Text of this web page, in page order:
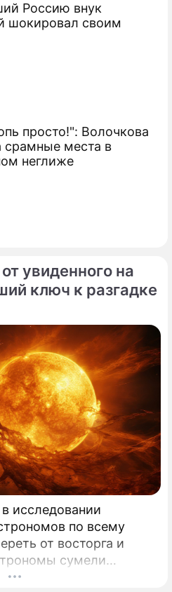
Россию внук
шокировал своим
просто!": Волочкова
срамные места в
неглиже
увиденного на
ключ к разгадке
исследовании
по всему
от восторга и
сумели
и заглянуть в